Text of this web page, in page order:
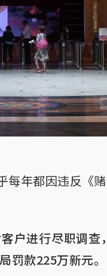
每年都因违反《
户进行尽职调
罚款225万新元。